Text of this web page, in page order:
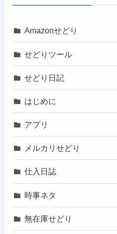
Amazonせどり
せどりツール
せどり日記
はじめに
アプリ
メルカリせどり
仕入日誌
時事ネタ
無在庫せどり